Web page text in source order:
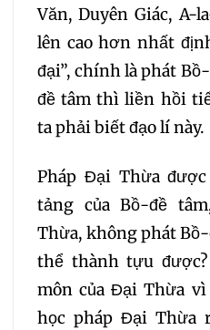
081 082
084 085
087 088
090 091
093 094
096 097
Văn, Duyên Giác, A-
lên cao hơn nhất
đại”, chính là phát
đề tâm thì liền hồi
ta phải biết đạo lí này.
Pháp Đại Thừa
tảng của Bồ-đề
Thừa, không phát
thể thành tựu
môn của Đại Thừa
học pháp Đại Thừa